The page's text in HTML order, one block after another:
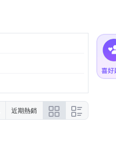
近期熱銷